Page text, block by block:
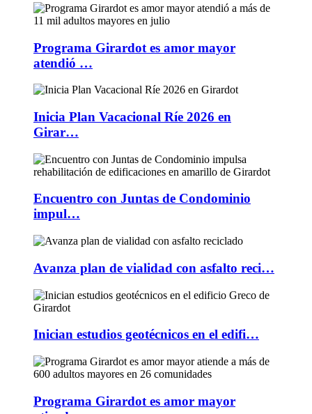
Programa Girardot es amor mayor
atendió …
Inicia Plan Vacacional Ríe 2026 en
Girar…
Encuentro con Juntas de Condominio
impul…
Avanza plan de vialidad con asfalto reci…
Inician estudios geotécnicos en el edifi…
Programa Girardot es amor mayor